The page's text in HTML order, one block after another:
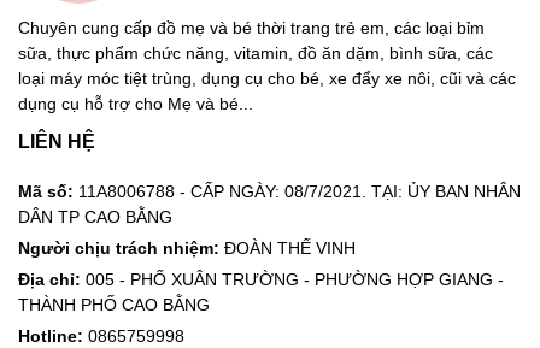
Chuyên cung cấp đồ mẹ và bé thời trang trẻ em, các loại bỉm
sữa, thực phẩm chức năng, vitamin, đồ ăn dặm, bình sữa, các
loại máy móc tiệt trùng, dụng cụ cho bé, xe đẩy xe nôi, cũi và các
dụng cụ hỗ trợ cho Mẹ và bé...
LIÊN HỆ
Mã số: 11A8006788 - CẤP NGÀY: 08/7/2021. TẠI: ỦY BAN NHÂN
DÂN TP CAO BẰNG
Người chịu trách nhiệm: ĐOÀN THẾ VINH
Địa chỉ: 005 - PHỐ XUÂN TRƯỜNG - PHƯỜNG HỢP GIANG -
THÀNH PHỐ CAO BẰNG
Hotline: 0865759998